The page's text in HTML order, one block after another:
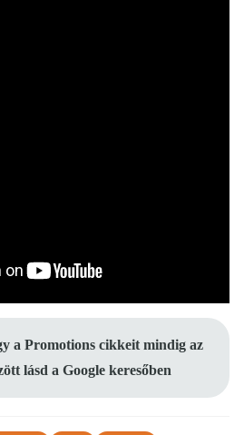
a Promotions cikkeit mindig az
lásd a Google keresőben